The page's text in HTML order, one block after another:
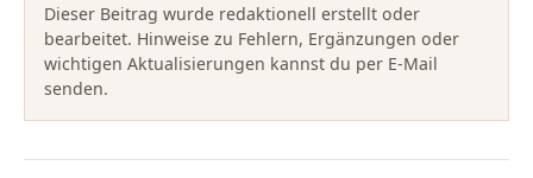
Dieser Beitrag wurde redaktionell erstellt oder
bearbeitet. Hinweise zu Fehlern, Ergänzungen oder
wichtigen Aktualisierungen kannst du per E-Mail
senden.